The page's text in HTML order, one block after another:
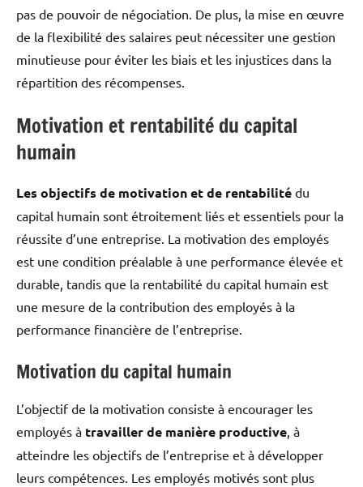
pas de pouvoir de négociation. De plus, la mise en œuvre
de la flexibilité des salaires peut nécessiter une gestion
minutieuse pour éviter les biais et les injustices dans la
répartition des récompenses.
Motivation et rentabilité du capital
humain
Les objectifs de motivation et de rentabilité du
capital humain sont étroitement liés et essentiels pour la
réussite d’une entreprise. La motivation des employés
est une condition préalable à une performance élevée et
durable, tandis que la rentabilité du capital humain est
une mesure de la contribution des employés à la
performance financière de l’entreprise.
Motivation du capital humain
L’objectif de la motivation consiste à encourager les
employés à travailler de manière productive, à
atteindre les objectifs de l’entreprise et à développer
leurs compétences. Les employés motivés sont plus